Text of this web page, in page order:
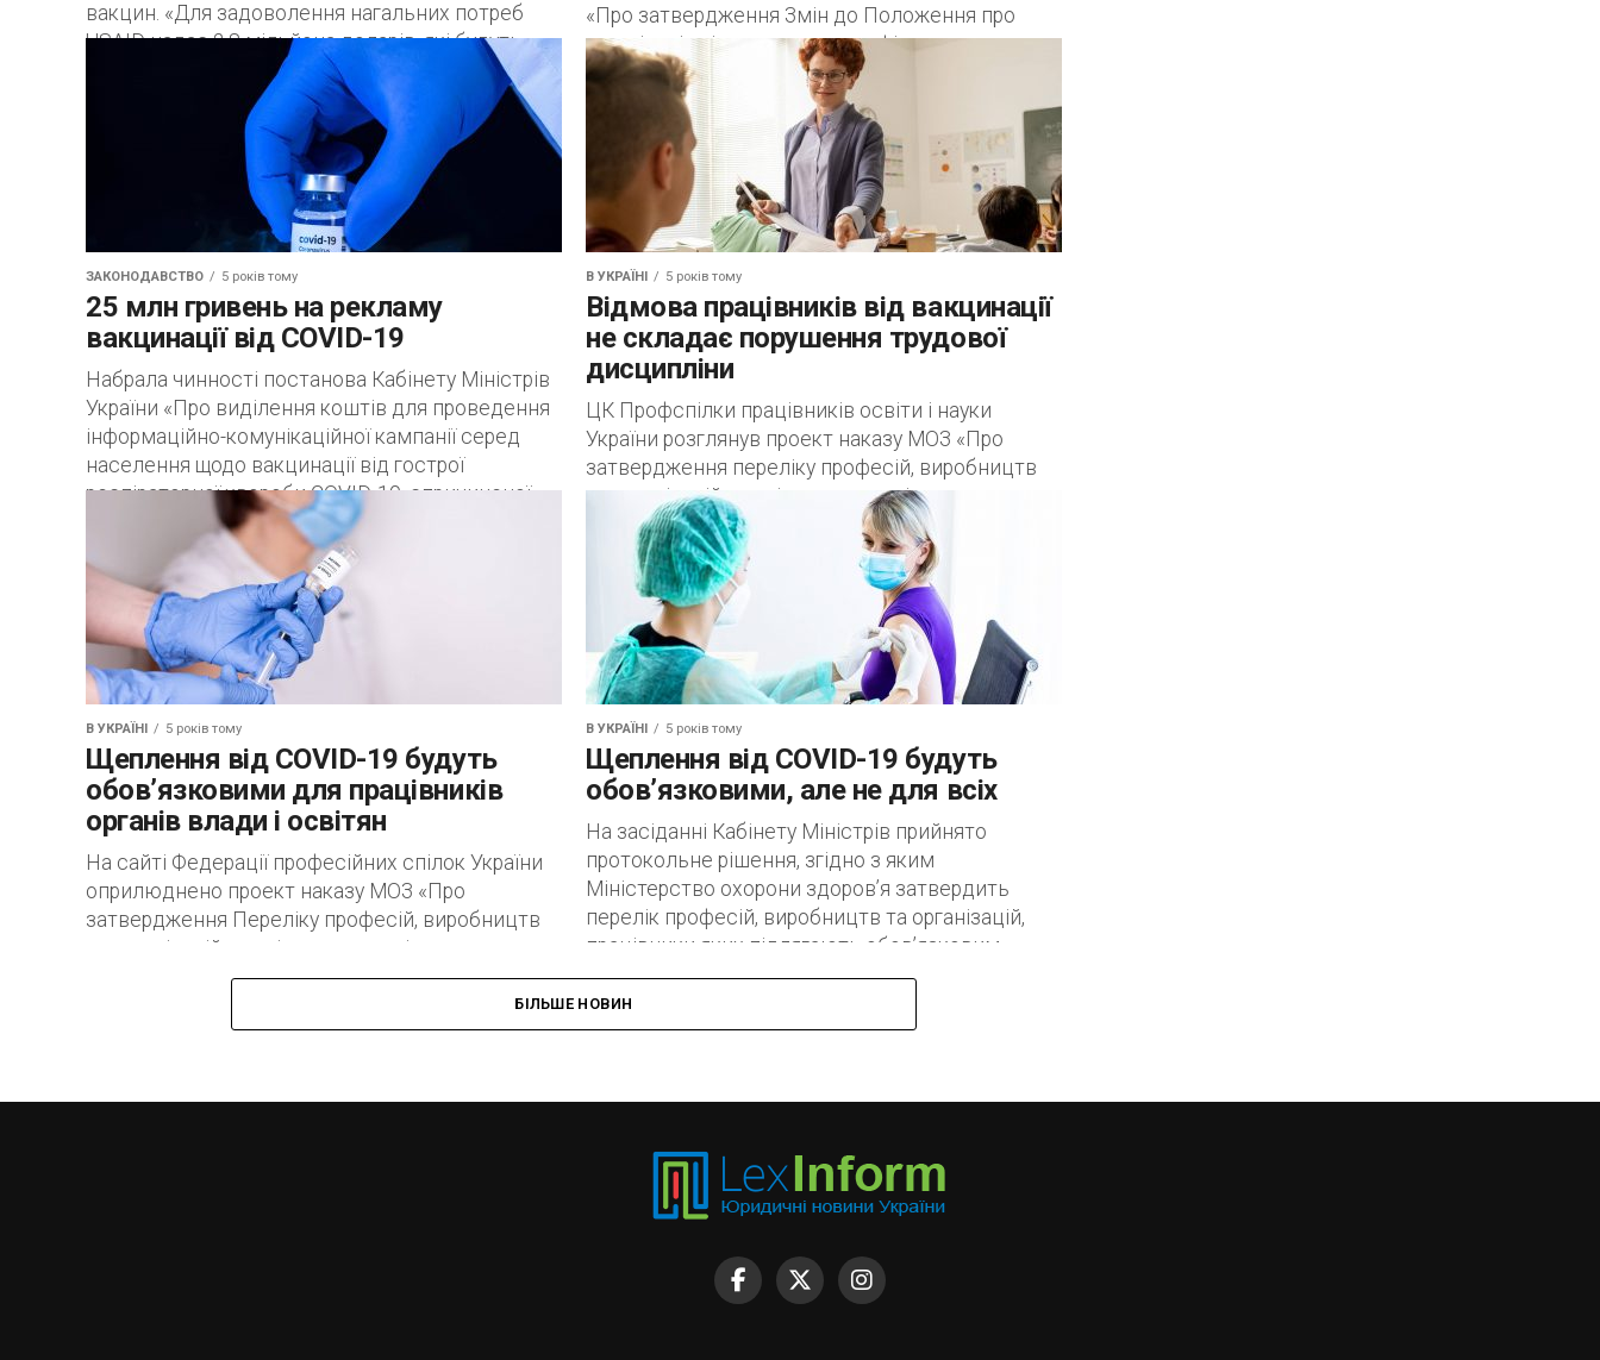
вакцин. «Для задоволення нагальних потреб
USAID надає 2,8 мільйона доларів, які будуть
спрямовані ЮНІСЕФ...
«Про затвердження Змін до Положення про
організацію і проведення профілактичних
щеплень, Порядку забезпечення належних умов
зберігання, транспортування,...
ЗАКОНОДАВСТВО 5 років тому
25 млн гривень на рекламу
вакцинації від COVID-19
Набрала чинності постанова Кабінету Міністрів
України «Про виділення коштів для проведення
інформаційно-комунікаційної кампанії серед
населення щодо вакцинації від гострої
респіраторної хвороби COVID-19, спричиненої
коронавірусом SARS-CoV-2» від...
В УКРАЇНІ 5 років тому
Відмова працівників від вакцинації
не складає порушення трудової
дисципліни
ЦК Профспілки працівників освіти і науки
України розглянув проект наказу МОЗ «Про
затвердження переліку професій, виробництв
та організацій, працівники яких підлягають
обов’язковим профілактичним щепленням» і не...
В УКРАЇНІ 5 років тому
Щеплення від COVID-19 будуть
обов’язковими для працівників
органів влади і освітян
На сайті Федерації професійних спілок України
оприлюднено проект наказу МОЗ «Про
затвердження Переліку професій, виробництв
та організацій, працівники яких підлягають
обов’язковим профілактичним щепленням», до
В УКРАЇНІ 5 років тому
Щеплення від COVID-19 будуть
обов’язковими, але не для всіх
На засіданні Кабінету Міністрів прийнято
протокольне рішення, згідно з яким
Міністерство охорони здоров’я затвердить
перелік професій, виробництв та організацій,
працівники яких підлягають обов’язковим
профілактичним щепленням від...
БІЛЬШЕ НОВИН